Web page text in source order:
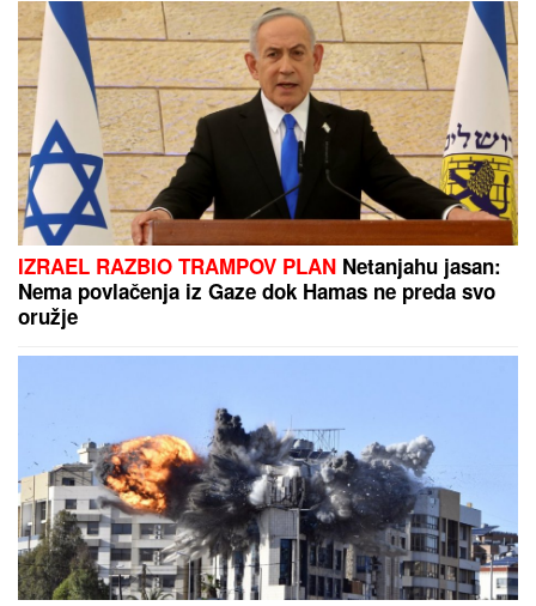
IZRAEL RAZBIO TRAMPOV PLAN Netanjahu jasan:
Nema povlačenja iz Gaze dok Hamas ne preda svo
oružje